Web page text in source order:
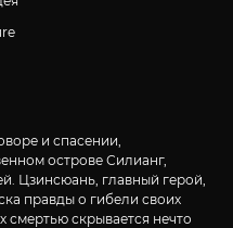
и спасении,
острове Силианг,
Цзинсюань, главный герой,
правды о гибели своих
смертью скрывается нечто